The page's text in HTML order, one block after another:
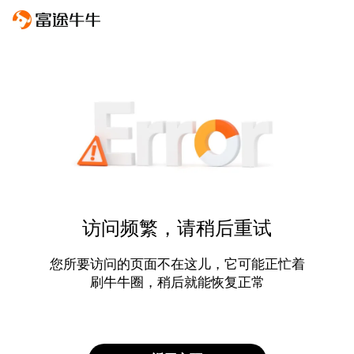
访问频繁，请稍后重试
您所要访问的页面不在这儿，它可能正忙着
刷牛牛圈，稍后就能恢复正常